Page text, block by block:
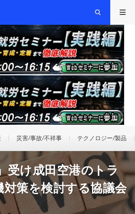
災害/事故/不祥事 テクノロジー/製品
受け成田空港のトラ
対策を検討する協議会